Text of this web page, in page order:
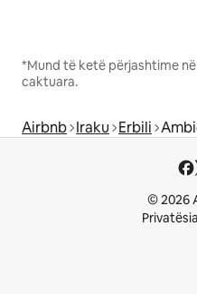
*Mund të ketë përjashtime
caktuara.
Airbnb Iraku Erbili
© 2026
Privatësia